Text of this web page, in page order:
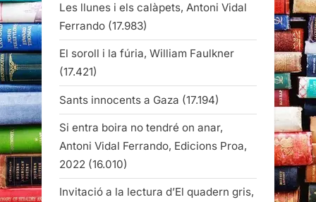
Les llunes i els calàpets, Antoni Vidal
Ferrando (17.983)
El soroll i la fúria, William Faulkner
(17.421)
Sants innocents a Gaza (17.194)
Si entra boira no tendré on anar,
Antoni Vidal Ferrando, Edicions Proa,
2022 (16.010)
Invitació a la lectura d’El quadern gris,